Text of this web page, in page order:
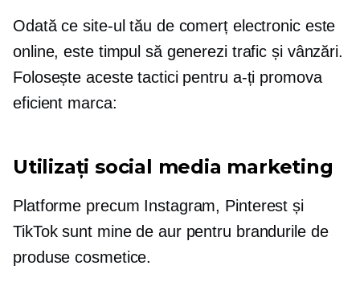
Odată ce site-ul tău de comerț electronic este
online, este timpul să generezi trafic și vânzări.
Folosește aceste tactici pentru a-ți promova
eficient marca:
Utilizați social media marketing
Platforme precum Instagram, Pinterest și
TikTok sunt mine de aur pentru brandurile de
produse cosmetice.